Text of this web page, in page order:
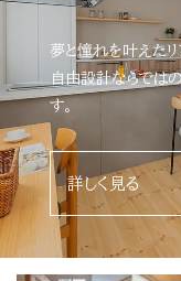
夢と憧れを叶えたリ
自由設計ならでは
す。
詳しく見る